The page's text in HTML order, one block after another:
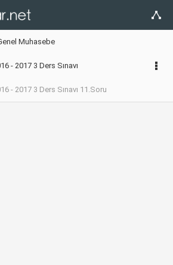
Muhasebe
- 2017 3 Ders Sınavı
- 2017 3 Ders Sınavı 11.Soru